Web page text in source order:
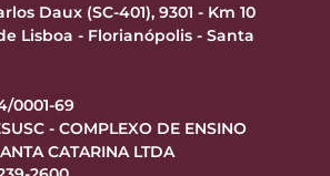
Daux (SC-401), 9301 - Km 10
Lisboa - Florianópolis - Santa
0001-69
- COMPLEXO DE ENSINO
CATARINA LTDA